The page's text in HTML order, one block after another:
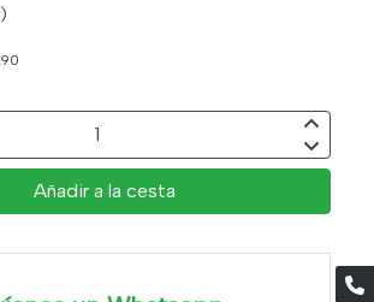
Añadir a la cesta